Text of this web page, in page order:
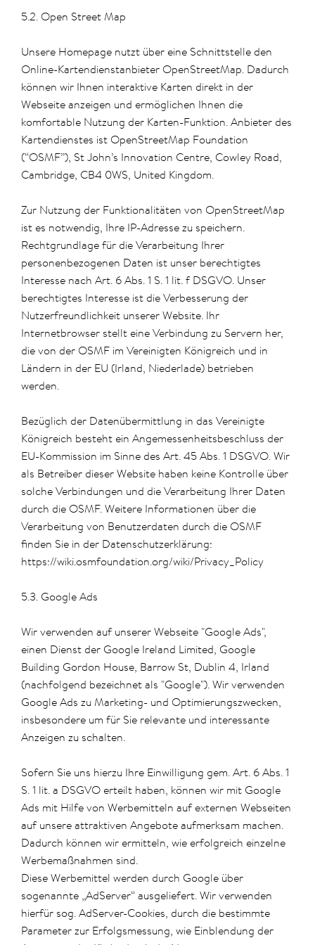
5.2. Open Street Map
Unsere Homepage nutzt über eine Schnittstelle den
Online-Kartendienstanbieter OpenStreetMap. Dadurch
können wir Ihnen interaktive Karten direkt in der
Webseite anzeigen und ermöglichen Ihnen die
komfortable Nutzung der Karten-Funktion. Anbieter des
Kartendienstes ist OpenStreetMap Foundation
(“OSMF”), St John’s Innovation Centre, Cowley Road,
Cambridge, CB4 0WS, United Kingdom.
Zur Nutzung der Funktionalitäten von OpenStreetMap
ist es notwendig, Ihre IP-Adresse zu speichern.
Rechtgrundlage für die Verarbeitung Ihrer
personenbezogenen Daten ist unser berechtigtes
Interesse nach Art. 6 Abs. 1 S. 1 lit. f DSGVO. Unser
berechtigtes Interesse ist die Verbesserung der
Nutzerfreundlichkeit unserer Website. Ihr
Internetbrowser stellt eine Verbindung zu Servern her,
die von der OSMF im Vereinigten Königreich und in
Ländern in der EU (Irland, Niederlade) betrieben
werden.
Bezüglich der Datenübermittlung in das Vereinigte
Königreich besteht ein Angemessenheitsbeschluss der
EU-Kommission im Sinne des Art. 45 Abs. 1 DSGVO. Wir
als Betreiber dieser Website haben keine Kontrolle über
solche Verbindungen und die Verarbeitung Ihrer Daten
durch die OSMF. Weitere Informationen über die
Verarbeitung von Benutzerdaten durch die OSMF
finden Sie in der Datenschutzerklärung:
https://wiki.osmfoundation.org/wiki/Privacy_Policy
5.3. Google Ads
Wir verwenden auf unserer Webseite "Google Ads",
einen Dienst der Google Ireland Limited, Google
Building Gordon House, Barrow St, Dublin 4, Irland
(nachfolgend bezeichnet als "Google"). Wir verwenden
Google Ads zu Marketing- und Optimierungszwecken,
insbesondere um für Sie relevante und interessante
Anzeigen zu schalten.
Sofern Sie uns hierzu Ihre Einwilligung gem. Art. 6 Abs. 1
S. 1 lit. a DSGVO erteilt haben, können wir mit Google
Ads mit Hilfe von Werbemitteln auf externen Webseiten
auf unsere attraktiven Angebote aufmerksam machen.
Dadurch können wir ermitteln, wie erfolgreich einzelne
Werbemaßnahmen sind.
Diese Werbemittel werden durch Google über
sogenannte „AdServer“ ausgeliefert. Wir verwenden
hierfür sog. AdServer-Cookies, durch die bestimmte
Parameter zur Erfolgsmessung, wie Einblendung der